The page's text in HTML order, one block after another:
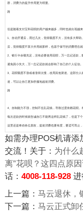
群，消费力的提升作用更为明显。
路
但是随着支付宝和花呗的用户越来越多，同时也就出现越
1、自动开通后，用过几次，觉得额度不大，没有多大帮
后，觉得额度不算大作用就那样，也基于保守的消费理念就
2、银行卡余额充足，没有必要使用花呗，万一忘记还款，
避免因小失大，万一忘记还款就会影响了自己的个人征信。
3、花呗额度不涨或者涨得太慢，改用其他渠道。这部分
道，可以让自己更加舒服地超前消费。
路
4、自制能力不强，控制不住乱花钱，导致过度依赖花呗
每次还款的时候就告诫自己不能再这样乱花钱了，但是下
这里还是奉劝各位朋友，提前消费也要有度，要适可而止
如需办理POS机请添
交流！关于： 为什么
离”花呗？这四点原
话： 4008-118-928 进
上一篇： 马云退休，
下一篇： 马云正式卸